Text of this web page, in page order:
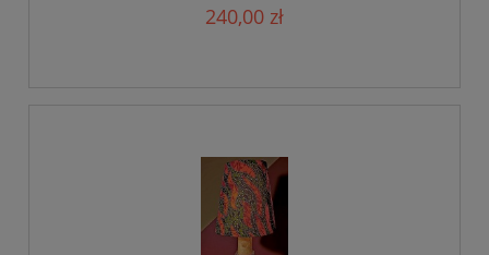
240,00 zł